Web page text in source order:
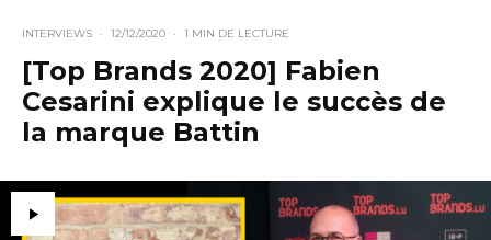
INTERVIEWS · 12/12/2020 · 1 MIN DE LECTURE
[Top Brands 2020] Fabien
Cesarini explique le succès de
la marque Battin